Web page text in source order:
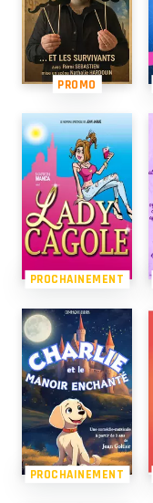
PROMO
PROCHAINEMENT
PROCHAINEMENT